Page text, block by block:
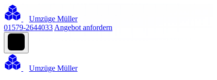
Umzüge Müller
01579-2644033 Angebot anfordern
Umzüge Müller